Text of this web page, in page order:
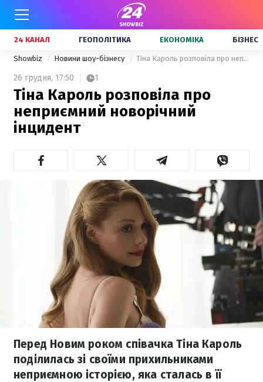
24 КАНАЛ ГЕОПОЛІТИКА ЕКОНОМІКА БІЗНЕС
Showbiz Новини шоу-бізнесу Тіна Кароль розповіла про неприємний новорічний інцидент
26 грудня, 17:50 1
Тіна Кароль розповіла про
неприємний новорічний
інцидент
Перед Новим роком співачка Тіна Кароль
поділилась зі своїми прихильниками
неприємною історією, яка сталась в її